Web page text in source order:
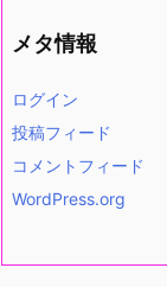
メタ情報
ログイン
投稿フィード
コメントフィード
WordPress.org